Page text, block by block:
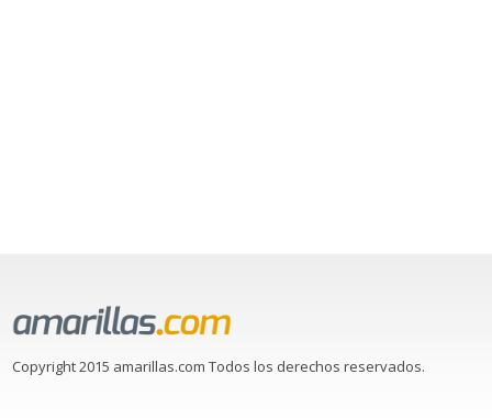
Copyright 2015 amarillas.com Todos los derechos reservados.